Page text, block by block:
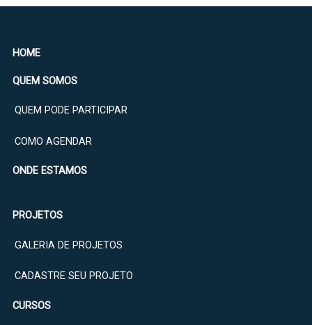
HOME
QUEM SOMOS
QUEM PODE PARTICIPAR
COMO AGENDAR
ONDE ESTAMOS
PROJETOS
GALERIA DE PROJETOS
CADASTRE SEU PROJETO
CURSOS